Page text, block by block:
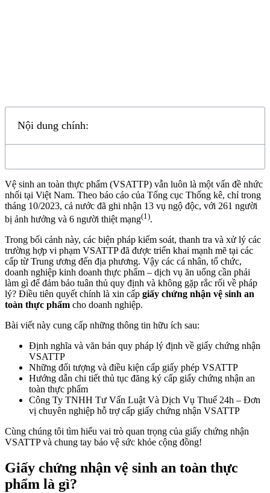
Nội dung chính:
Vệ sinh an toàn thực phẩm (VSATTP) vẫn luôn là một vấn đề nhức
nhối tại Việt Nam. Theo báo cáo của Tổng cục Thống kê, chỉ trong
tháng 10/2023, cả nước đã ghi nhận 13 vụ ngộ độc, với 261 người
bị ảnh hưởng và 6 người thiệt mạng(1).
Trong bối cảnh này, các biện pháp kiểm soát, thanh tra và xử lý các
trường hợp vi phạm VSATTP đã được triển khai mạnh mẽ tại các
cấp từ Trung ương đến địa phương. Vậy các cá nhân, tổ chức,
doanh nghiệp kinh doanh thực phẩm – dịch vụ ăn uống cần phải
làm gì để đảm bảo tuân thủ quy định và không gặp rắc rối về pháp
lý? Điều tiên quyết chính là xin cấp giấy chứng nhận vệ sinh an
toàn thực phẩm cho doanh nghiệp.
Bài viết này cung cấp những thông tin hữu ích sau:
Định nghĩa và văn bản quy pháp lý định về giấy chứng nhận
VSATTP
Những đối tượng và điều kiện cấp giấy phép VSATTP
Hướng dẫn chi tiết thủ tục đăng ký cấp giấy chứng nhận an
toàn thực phẩm
Công Ty TNHH Tư Vấn Luật Và Dịch Vụ Thuế 24h – Đơn
vị chuyên nghiệp hỗ trợ cấp giấy chứng nhận VSATTP
Cùng chúng tôi tìm hiểu vai trò quan trọng của giấy chứng nhận
VSATTP và chung tay bảo vệ sức khỏe cộng đồng!
Giấy chứng nhận vệ sinh an toàn thực
phẩm là gì?